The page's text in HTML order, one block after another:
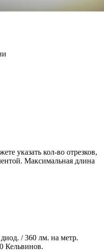
указать кол-во отрезков,
Максимальная длина
/ 360 лм. на метр.
Кельвинов.